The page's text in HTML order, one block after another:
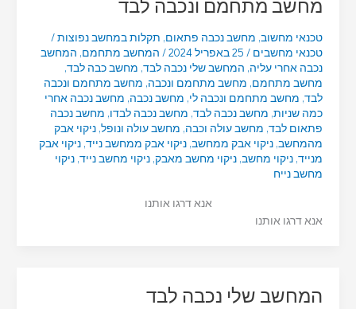
מחשב מתחמם ונכבה לבד
טכנאי מחשוב, מחשב נכבה פתאום, תקלות במחשב נפוצות/
טכנאי מחשבים / 25 באפריל 2024 / המחשב מתחמם, המחשב
נכבה אחרי עליה, המחשב שלי נכבה לבד, מחשב כבה לבד,
מחשב מתחמם, מחשב מתחמם ונכבה, מחשב מתחמם ונכבה
לבד, מחשב מתחמם ונכבה לי, מחשב נכבה, מחשב נכבה אחרי
כמה שניות, מחשב נכבה לבד, מחשב נכבה לבדו, מחשב נכבה
פתאום לבד, מחשב עולה וכבה, מחשב עולה ונופל, ניקוי אבק
מהמחשב, ניקוי אבק ממחשב, ניקוי אבק ממחשב נייד, ניקוי אבק
מנייד, ניקוי מחשב, ניקוי מחשב מאבק, ניקוי מחשב נייד, ניקוי
מחשב נייח
אנא דרגו אותנו
אנא דרגו אותנו
המחשב שלי נכבה לבד